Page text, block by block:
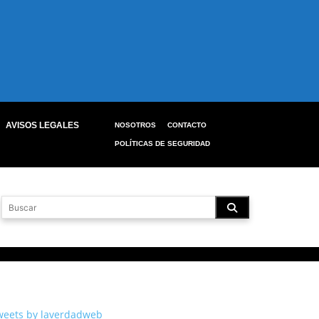
AVISOS LEGALES
NOSOTROS CONTACTO
POLÍTICAS DE SEGURIDAD
by laverdadweb